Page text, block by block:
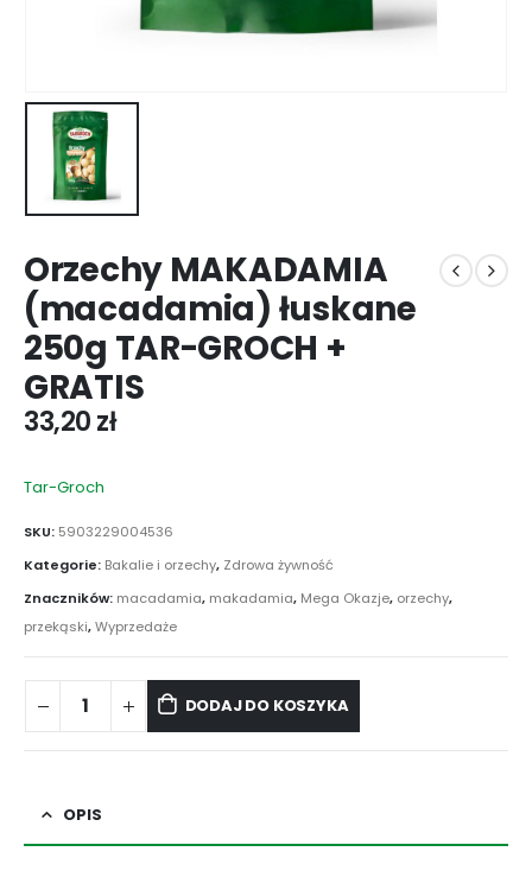
Orzechy MAKADAMIA
(macadamia) łuskane
250g TAR-GROCH +
GRATIS
33,20zł
Tar-Groch
SKU: 5903229004536
Kategorie: Bakalie i orzechy, Zdrowa żywność
Znaczników: macadamia, makadamia, Mega Okazje, orzechy,
przekąski,Wyprzedaże
DODAJ DO KOSZYKA
OPIS